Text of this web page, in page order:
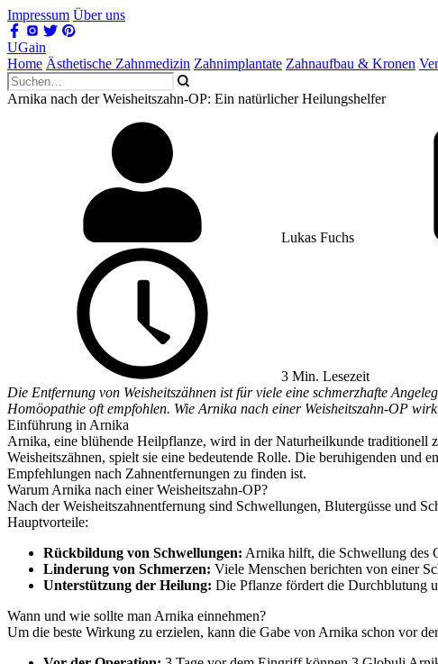
Impressum Über uns
UGain
Home Ästhetische Zahnmedizin Zahnimplantate Zahnaufbau & Kronen
Arnika nach der Weisheitszahn-OP: Ein natürlicher Heilungshelfer
Lukas Fuchs
3 Min. Lesezeit
Die Entfernung von Weisheitszähnen ist für viele eine schmerzhafte
Homöopathie oft empfohlen. Wie Arnika nach einer Weisheitszahn-OP
Einführung in Arnika
Arnika, eine blühende Heilpflanze, wird in der Naturheilkunde traditionell
Weisheitszähnen, spielt sie eine bedeutende Rolle. Die beruhigenden und
Empfehlungen nach Zahnentfernungen zu finden ist.
Warum Arnika nach einer Weisheitszahn-OP?
Nach der Weisheitszahnentfernung sind Schwellungen, Blutergüsse und
Hauptvorteile:
Rückbildung von Schwellungen: Arnika hilft, die Schwellung des
Linderung von Schmerzen: Viele Menschen berichten von einer
Unterstützung der Heilung: Die Pflanze fördert die Durchblutung
Wann und wie sollte man Arnika einnehmen?
Um die beste Wirkung zu erzielen, kann die Gabe von Arnika schon vor